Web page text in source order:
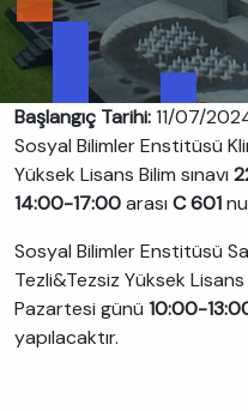
Başlangıç Tarihi:11/07/
Sosyal Bilimler Enstitüsü
Yüksek Lisans Bilim sınavı
14:00-17:00arası C 601
Sosyal Bilimler Enstitüsü
Tezli&Tezsiz Yüksek Lisans
Pazartesi günü 10:00-
yapılacaktır.